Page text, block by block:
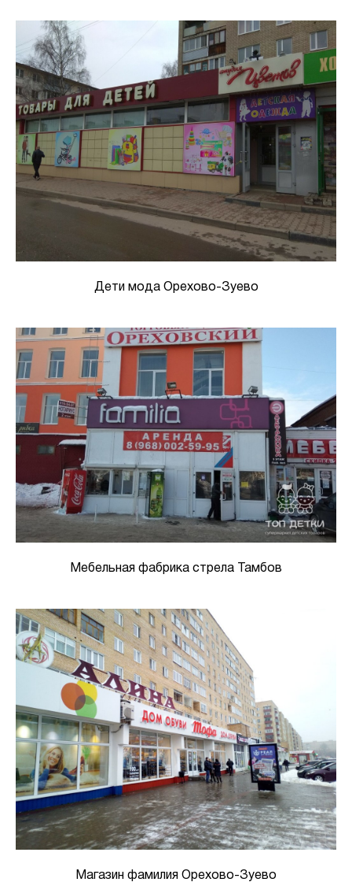
Дети мода Орехово-Зуево
Мебельная фабрика стрела Тамбов
Магазин фамилия Орехово-Зуево